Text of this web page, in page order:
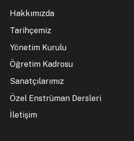
Hakkımızda
Tarihçemiz
Yönetim Kurulu
Öğretim Kadrosu
Sanatçılarımız
Özel Enstrüman Dersleri
İletişim